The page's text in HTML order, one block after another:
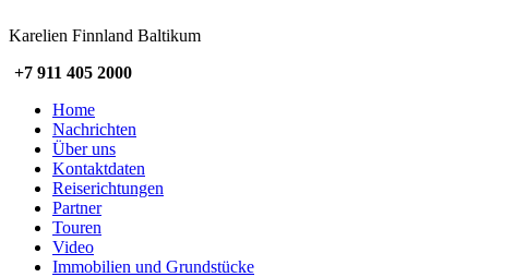
Karelien Finnland Baltikum
+7 911 405 2000
Home
Nachrichten
Über uns
Kontaktdaten
Reiserichtungen
Partner
Touren
Video
Immobilien und Grundstücke